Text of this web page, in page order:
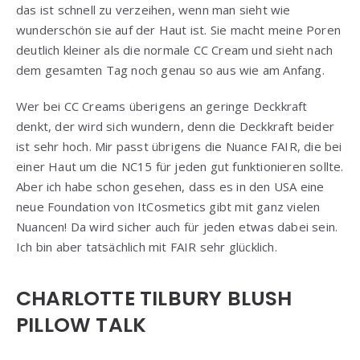
das ist schnell zu verzeihen, wenn man sieht wie
wunderschön sie auf der Haut ist. Sie macht meine Poren
deutlich kleiner als die normale CC Cream und sieht nach
dem gesamten Tag noch genau so aus wie am Anfang.
Wer bei CC Creams überigens an geringe Deckkraft
denkt, der wird sich wundern, denn die Deckkraft beider
ist sehr hoch. Mir passt übrigens die Nuance FAIR, die bei
einer Haut um die NC15 für jeden gut funktionieren sollte.
Aber ich habe schon gesehen, dass es in den USA eine
neue Foundation von ItCosmetics gibt mit ganz vielen
Nuancen! Da wird sicher auch für jeden etwas dabei sein.
Ich bin aber tatsächlich mit FAIR sehr glücklich.
CHARLOTTE TILBURY BLUSH
PILLOW TALK